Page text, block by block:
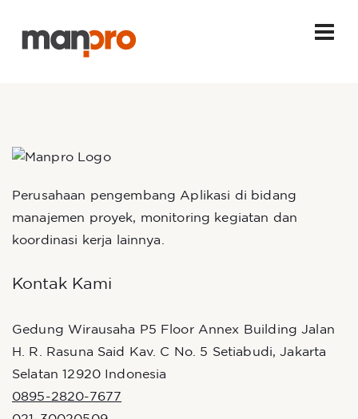
Perusahaan pengembang Aplikasi di bidang
manajemen proyek, monitoring kegiatan dan
koordinasi kerja lainnya.
Kontak Kami
Gedung Wirausaha P5 Floor Annex Building Jalan
H. R. Rasuna Said Kav. C No. 5 Setiabudi, Jakarta
Selatan 12920 Indonesia
0895-2820-7677